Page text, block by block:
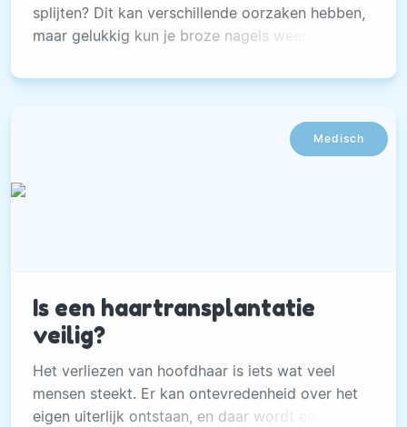
splijten? Dit kan verschillende oorzaken hebben,
maar gelukkig kun je broze nagels weer
Medisch
Is een haartransplantatie
veilig?
Het verliezen van hoofdhaar is iets wat veel
mensen steekt. Er kan ontevredenheid over het
eigen uiterlijk ontstaan, en daar wordt een mens